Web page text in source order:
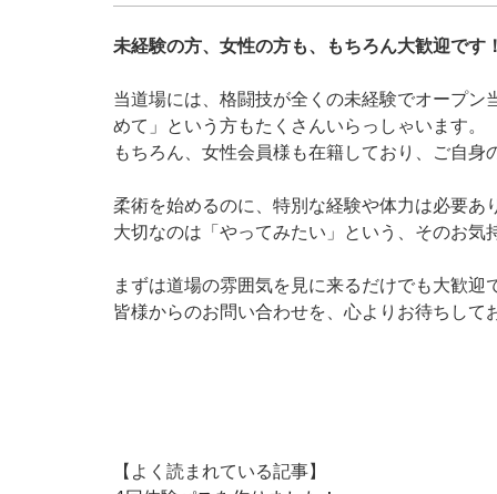
未経験の方、女性の方も、もちろん大歓迎です！
当道場には、格闘技が全くの未経験でオープ
めて」という方もたくさんいらっしゃいます。
もちろん、女性会員様も在籍しており、ご自身
柔術を始めるのに、特別な経験や体力は必要あ
大切なのは「やってみたい」という、そのお気
まずは道場の雰囲気を見に来るだけでも大歓迎
皆様からのお問い合わせを、心よりお待ちして
【よく読まれている記事】